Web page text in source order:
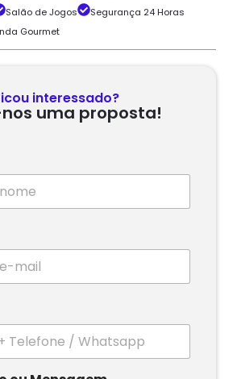
Salão de Jogos
Segurança 24 Horas
Gourmet
interessado?
uma proposta!